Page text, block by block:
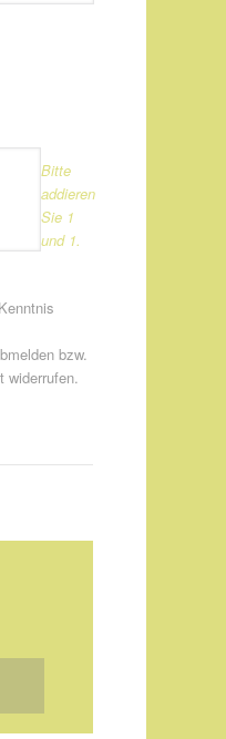
Bitte
addieren
Sie 1
und 1.
bzw.
widerrufen.